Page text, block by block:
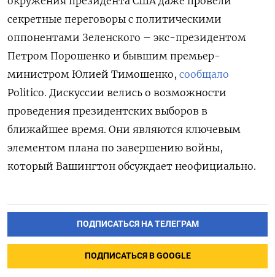
секретные переговоры с политическими
оппонентами Зеленского – экс-президентом
Петром Порошенко и бывшим премьер-
министром Юлией Тимошенко, сообщало
Politico. Дискуссии велись о возможности
проведения президентских выборов в
ближайшее время. Они являются ключевым
элементом плана по завершению войны,
который Вашингтон обсуждает неофициально.
ПОДПИСАТЬСЯ НА ТЕЛЕГРАМ
ПОДПИСАТЬСЯ В GOOGLE